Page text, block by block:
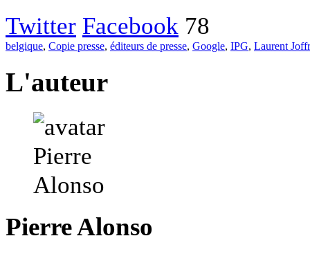
Twitter Facebook 78
belgique, Copie presse, éditeurs de presse, Google, IPG, Laurent
L'auteur
Pierre Alonso